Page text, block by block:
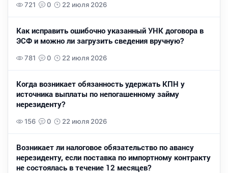
721 0 22 июля 2026
Как исправить ошибочно указанный УНК договора в
ЭСФ и можно ли загрузить сведения вручную?
781 0 22 июля 2026
Когда возникает обязанность удержать КПН у
источника выплаты по непогашенному займу
нерезиденту?
156 0 22 июля 2026
Возникает ли налоговое обязательство по авансу
нерезиденту, если поставка по импортному контракту
не состоялась в течение 12 месяцев?